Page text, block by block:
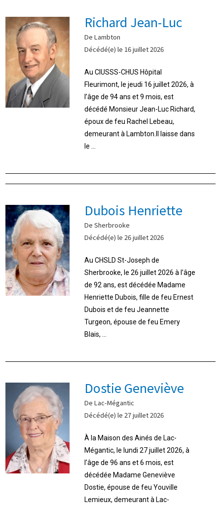
Richard Jean-Luc
De Lambton
Décédé(e) le 16 juillet 2026
Au CIUSSS-CHUS Hôpital
Fleurimont, le jeudi 16 juillet 2026, à
l’âge de 94 ans et 9 mois, est
décédé Monsieur Jean-Luc Richard,
époux de feu Rachel Lebeau,
demeurant à Lambton.Il laisse dans
le ...
Dubois Henriette
De Sherbrooke
Décédé(e) le 26 juillet 2026
Au CHSLD St-Joseph de
Sherbrooke, le 26 juillet 2026 à l’âge
de 92 ans, est décédée Madame
Henriette Dubois, fille de feu Ernest
Dubois et de feu Jeannette
Turgeon, épouse de feu Emery
Blais, ...
Dostie Geneviève
De Lac-Mégantic
Décédé(e) le 27 juillet 2026
À la Maison des Ainés de Lac-
Mégantic, le lundi 27 juillet 2026, à
l’âge de 96 ans et 6 mois, est
décédée Madame Geneviève
Dostie, épouse de feu Youville
Lemieux, demeurant à Lac-